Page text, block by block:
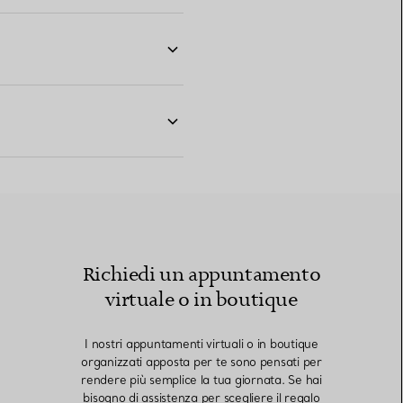
Richiedi un appuntamento
virtuale o in boutique
I nostri appuntamenti virtuali o in boutique
organizzati apposta per te sono pensati per
rendere più semplice la tua giornata. Se hai
bisogno di assistenza per scegliere il regalo